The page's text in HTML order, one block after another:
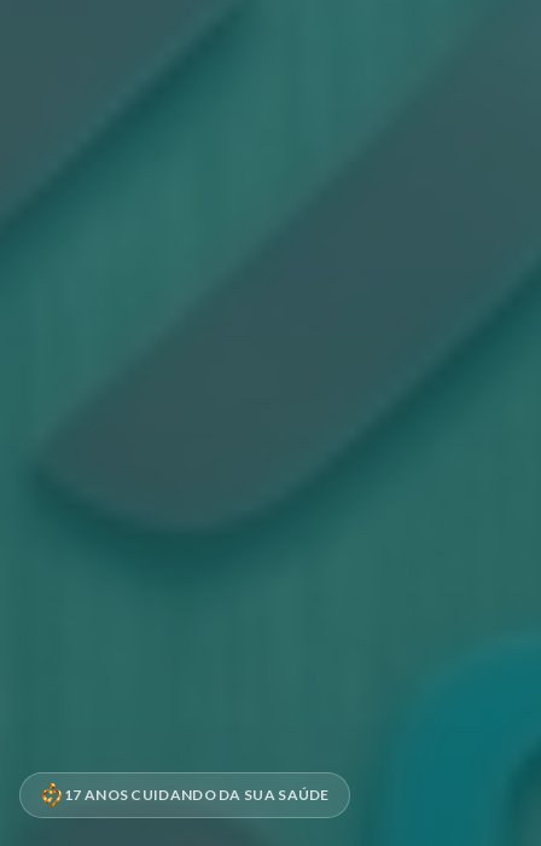
17 ANOS CUIDANDO DA SUA SAÚDE